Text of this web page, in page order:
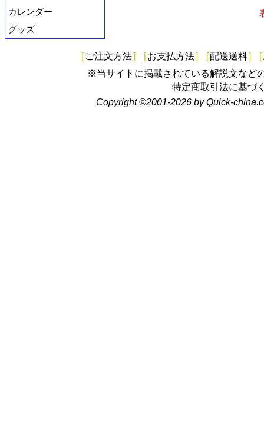
カレンダー
グッズ
[ ご注文方法] [お支払方法] [配送送料] [
※当サイトに掲載されている解説文など
特定商取引法に基づ
Copyright ©2001-2026 by Quick-